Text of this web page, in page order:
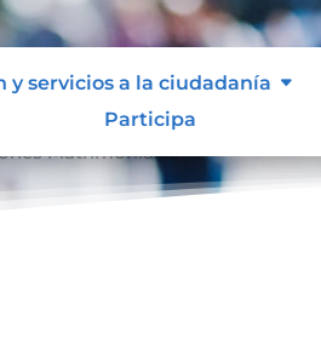
y servicios a la ciudadanía
Participa